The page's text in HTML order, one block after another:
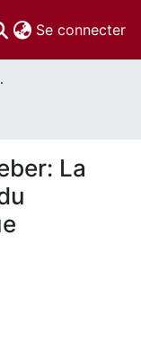
Se connecter
La